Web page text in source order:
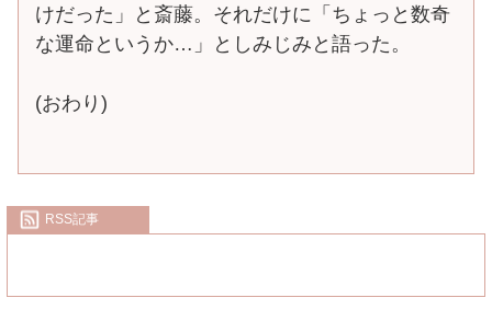
けだった」と斎藤。それだけに「ちょっと数奇
な運命というか…」としみじみと語った。
(おわり)
RSS記事